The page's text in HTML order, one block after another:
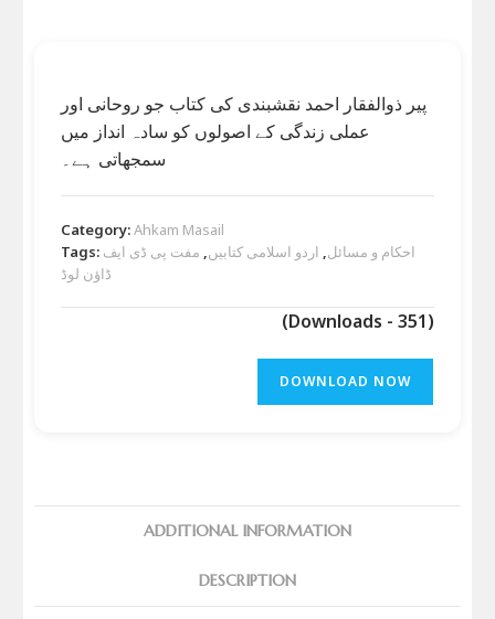
پیر ذوالفقار احمد نقشبندی کی کتاب جو روحانی اور
عملی زندگی کے اصولوں کو سادہ انداز میں
سمجھاتی ہے۔
Category:Ahkam Masail
Tags:
احکام و مسائل, اردو اسلامی کتابیں, مفت پی ڈی ایف
ڈاؤن لوڈ
(Downloads - 351)
DOWNLOAD NOW
ADDITIONAL INFORMATION
DESCRIPTION